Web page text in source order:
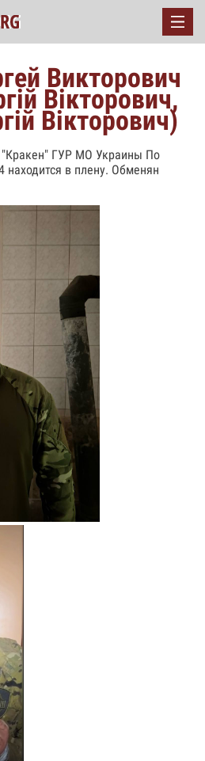
Викторович
Вікторович,
Вікторович)
"Кракен" ГУР МО Украины По
находится в плену. Обменян